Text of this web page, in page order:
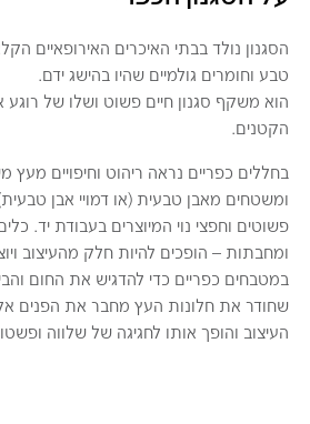
הסגנון נולד בבתי האיכרים האירופאיים
טבע וחומרים גולמיים שהיו בהישג ידם.
הוא משקף סגנון חיים פשוט ושלו של רוגע
הקטנים.
בחללים כפריים נראה ריהוט וחיפויים
ומשטחים מאבן טבעית (או דמויי אבן
פשוטים וחפצי נוי המיוצרים בעבודת יד.
ומחבתות – הופכים להיות חלק מהעיצוב
במטבחים כפריים כדי להדגיש את החום
שחודר את חלונות העץ מחבר את הפנים
העיצוב והופך אותו לחגיגה של שלווה